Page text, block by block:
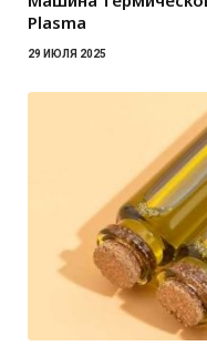
Plasma
29 ИЮЛЯ 2025